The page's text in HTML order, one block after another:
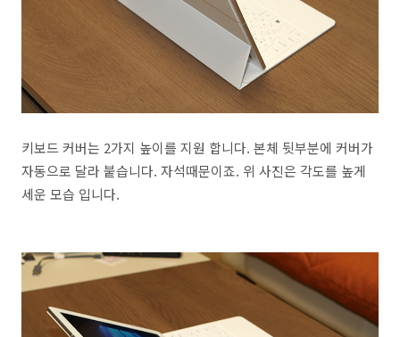
키보드 커버는 2가지 높이를 지원 합니다. 본체 뒷부분에 커버가
자동으로 달라 붙습니다. 자석때문이죠. 위 사진은 각도를 높게
세운 모습 입니다.